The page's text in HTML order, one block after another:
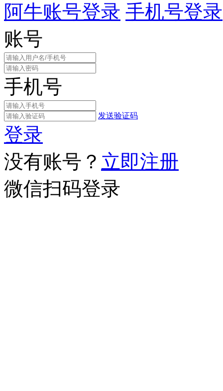
阿牛账号登录 手机号登录
账号
手机号
发送验证码
登录
没有账号？ 立即注册
微信扫码登录